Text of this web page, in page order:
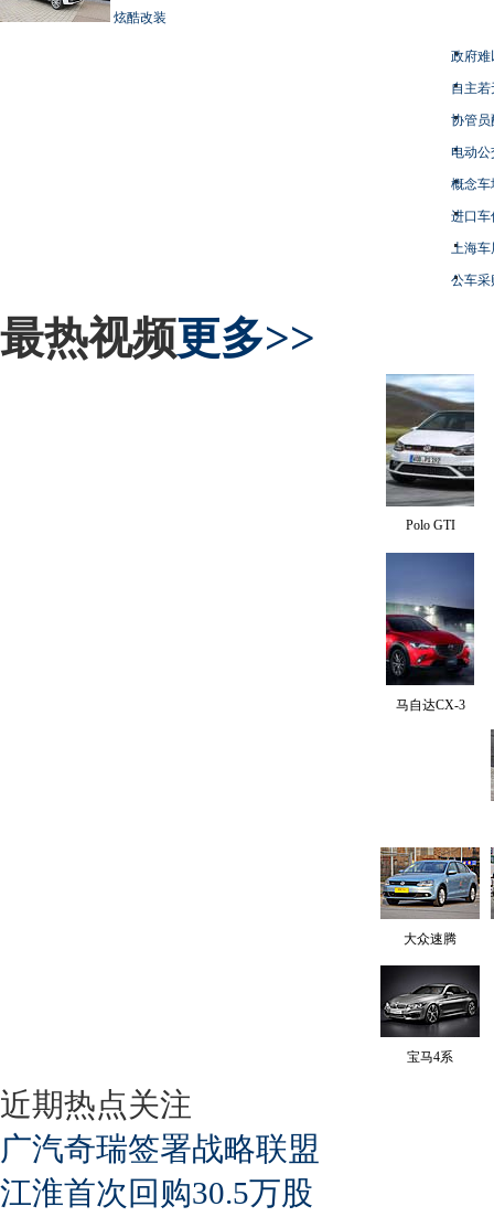
炫酷改装
政府难
自主
协管员
电动
概念车
进口车
上海
公车采
最热视频更多>>
Polo GTI
马自达CX-3
大众速腾
宝马4系
近期热点关注
广汽奇瑞签署战略联盟
江淮首次回购30.5万股